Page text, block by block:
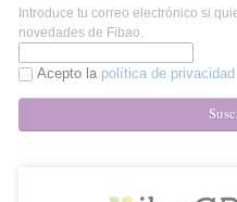
Introduce tu correo electrónico si
novedades de Fibao.
Acepto la política de privacidad